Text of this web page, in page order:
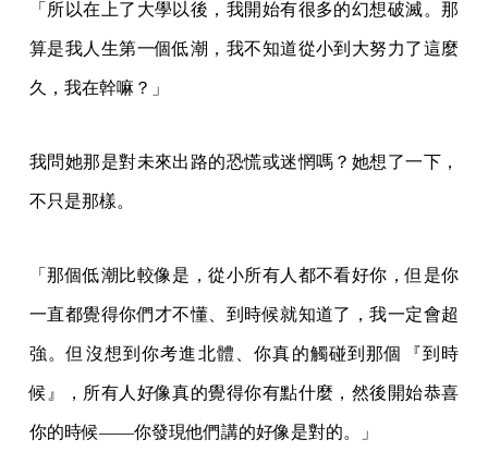
「所以在上了大學以後，我開始有很多的幻想破滅。那
算是我人生第一個低潮，我不知道從小到大努力了這麼
久，我在幹嘛？」
我問她那是對未來出路的恐慌或迷惘嗎？她想了一下，
不只是那樣。
「那個低潮比較像是，從小所有人都不看好你，但是你
一直都覺得你們才不懂、到時候就知道了，我一定會超
強。但沒想到你考進北體、你真的觸碰到那個『到時
候』，所有人好像真的覺得你有點什麼，然後開始恭喜
你的時候——你發現他們講的好像是對的。」